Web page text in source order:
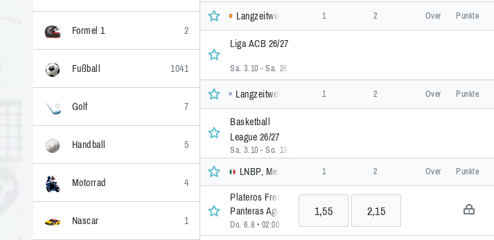
Formel 1 2
Fußball 1041
Golf 7
Handball 5
Motorrad 4
Nascar 1
Langzeitwetten, Spanien
1 2 Over Punkte
Liga ACB 26/27
Sa. 3.10 - Sa. 26.6
Langzeitwetten, Griechenland
1 2 Over Punkte
Basketball
League 26/27
Sa. 3.10 - So. 13.6
LNBP, Mexiko 1 2 Over Punkte
Plateros Fresnillo
Panteras Aguascalientes
Do. 6.8 • 02:00 • 2 >>
1,55 2,15